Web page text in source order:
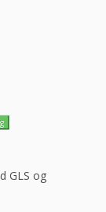
GLS og